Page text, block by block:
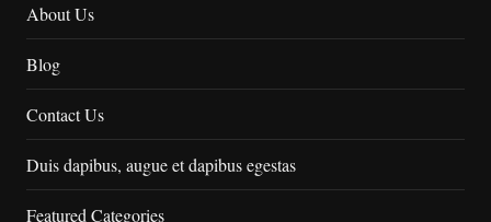
About Us
Blog
Contact Us
Duis dapibus, augue et dapibus egestas
Featured Categories